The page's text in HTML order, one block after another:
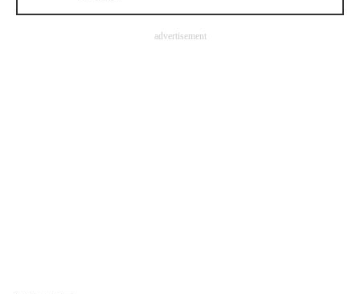
ちょっと気になるネットの話題
advertisement